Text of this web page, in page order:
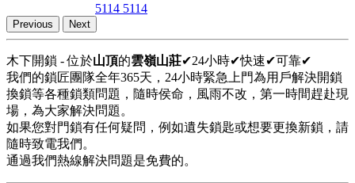
5114 5114
Previous Next
木下開鎖 - 位於山頂的雲嶺山莊✔24小時✔快速✔可靠✔
我們的鎖匠團隊全年365天，24小時緊急上門為用戶解決開鎖
換鎖等各種鎖類問題，隨時侯命，風雨不改，第一時間趕赴現
場，為大家解決問題。
如果您對門鎖有任何疑問，例如遺失鎖匙或想要更換新鎖，請
隨時致電我們。
通過我們熱線解決問題是免費的。